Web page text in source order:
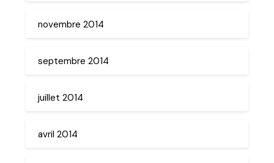
novembre 2014
septembre 2014
juillet 2014
avril 2014